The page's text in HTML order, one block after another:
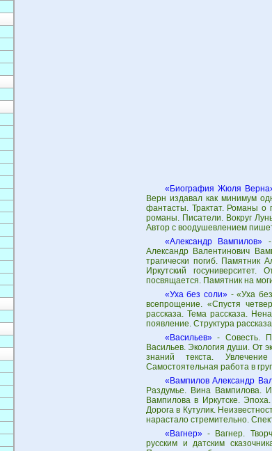
«Биография Жюля
Верн издавал как минимум
фантасты. Трактат. Романы о
романы. Писатели. Вокруг
Автор с воодушевлением
«Александр Вампилов» -
Александр Валентинович
трагически погиб. Памятник
Иркутский
посвящается. Памятник на
«Уха без соли»- «Уха
всепрощение. «Спустя
рассказа. Тема рассказа.
появление. Структура
«Васильев»- Совесть.
Васильев. Экология души. От
знаний текста.
Самостоятельная работа в
«Вампилов Александр
Раздумье. Вина Вампилова.
Вампилова в Иркутске.
Дорога в Кутулик.
нарастало стремительно.
«Вагнер»- Вагнер.
русским и датским